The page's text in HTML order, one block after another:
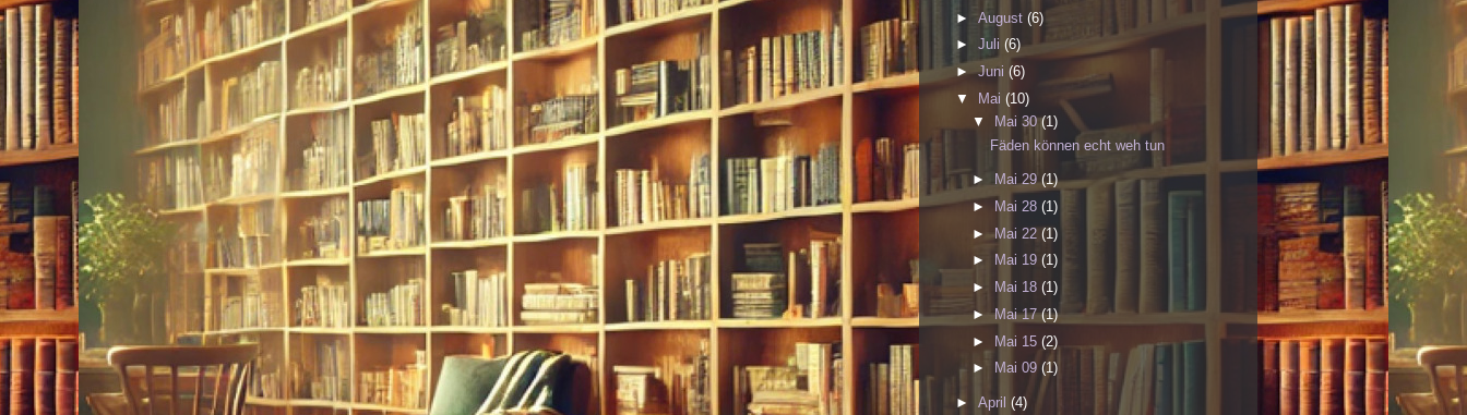
► August (6)
► Juli (6)
►Juni (6)
▼
Mai (10)
▼
Mai 30(1)
Fäden können echt weh tun
► Mai 29(1)
►
Mai 28(1)
►Mai 22(1)
►
Mai 19(1)
►
Mai 18(1)
►Mai 17(1)
► Mai 15(2)
►
Mai 09(1)
► April (4)